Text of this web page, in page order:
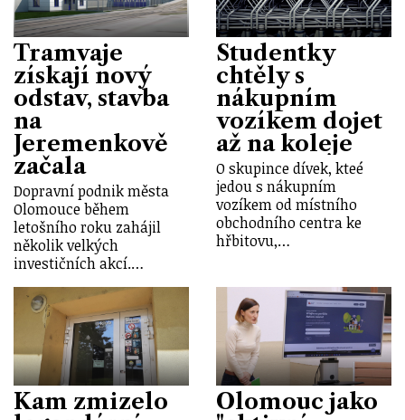
Tramvaje
získají nový
odstav, stavba
na
Jeremenkově
začala
Dopravní podnik města
Olomouce během
letošního roku zahájil
několik velkých
investičních akcí.…
Studentky
chtěly s
nákupním
vozíkem dojet
až na koleje
O skupince dívek, kteé
jedou s nákupním
vozíkem od místního
obchodního centra ke
hřbitovu,…
Kam zmizelo
Olomouc jako